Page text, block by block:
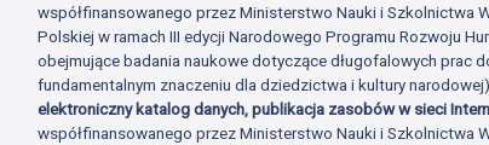
Profil Facebook
współfinansowanego przez Ministerstwo Nauki i Szkolnictwa
Polskiej w ramach III edycji Narodowego Programu Rozwoju
obejmujące badania naukowe dotyczące długofalowych prac
fundamentalnym znaczeniu dla dziedzictwa i kultury
elektroniczny katalog danych, publikacja zasobów w sieci
współfinansowanego przez Ministerstwo Nauki i Szkolnictwa